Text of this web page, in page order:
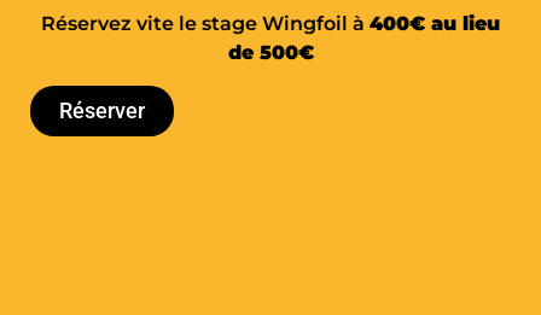
OFFRIR UNE SESSION E-FOIL DUO
Réservez vite le stage Wingfoil à 400€ au lieu
de 500€
Réserver